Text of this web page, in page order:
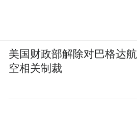
美国财政部解除对巴格达航
空相关制裁